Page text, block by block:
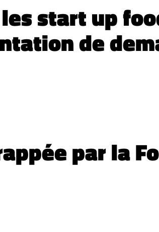
start up
de
par la